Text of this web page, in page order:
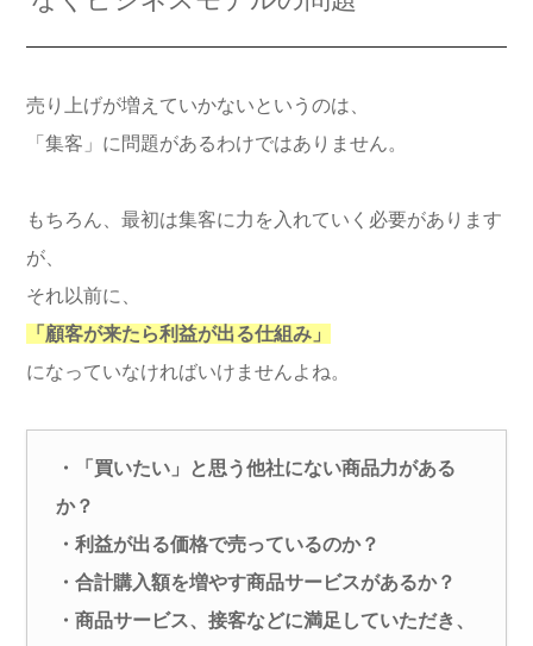
売り上げが増えていかないというのは、
「集客」に問題があるわけではありません。
もちろん、最初は集客に力を入れていく必要があります
が、
それ以前に、
「顧客が来たら利益が出る仕組み」
になっていなければいけませんよね。
・「買いたい」と思う他社にない商品力がある
か？
・利益が出る価格で売っているのか？
・合計購入額を増やす商品サービスがあるか？
・商品サービス、接客などに満足していただき、